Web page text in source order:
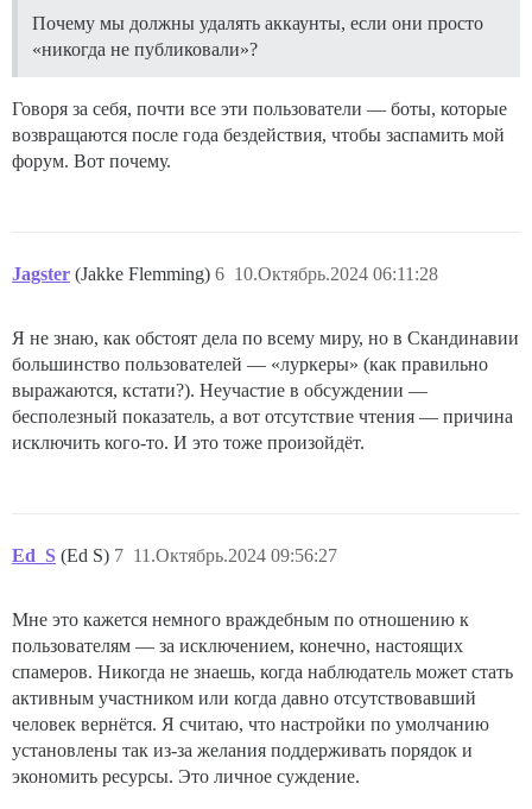
Почему мы должны удалять аккаунты, если они просто
«никогда не публиковали»?
Говоря за себя, почти все эти пользователи — боты, которые
возвращаются после года бездействия, чтобы заспамить мой
форум. Вот почему.
Jagster (Jakke Flemming) 10.Октябрь.2024 06:11:28
6
Я не знаю, как обстоят дела по всему миру, но в Скандинавии
большинство пользователей — «луркеры» (как правильно
выражаются, кстати?). Неучастие в обсуждении —
бесполезный показатель, а вот отсутствие чтения — причина
исключить кого-то. И это тоже произойдёт.
Ed_S (Ed S) 11.Октябрь.2024 09:56:27
7
Мне это кажется немного враждебным по отношению к
пользователям — за исключением, конечно, настоящих
спамеров. Никогда не знаешь, когда наблюдатель может стать
активным участником или когда давно отсутствовавший
человек вернётся. Я считаю, что настройки по умолчанию
установлены так из-за желания поддерживать порядок и
экономить ресурсы. Это личное суждение.